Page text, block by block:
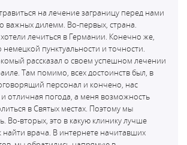
на лечение заграницу перед нами
важных дилемм. Во-первых, страна.
лечиться в Германии. Конечно же,
пунктуальности и точности.
рассказал о своем успешном лечении
Там помимо, всех достоинств был, в
персонал и кончено, нас
отличная погода, а меня возможность
в Святых местах. Поэтому мы
Во-вторых, это в какую клинику лучше
найти врача. В интернете начитавших